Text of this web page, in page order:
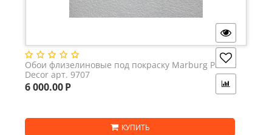
Обои флизелиновые под покраску Marburg Patent
Decor арт. 9707
6 000.00Р
КУПИТЬ